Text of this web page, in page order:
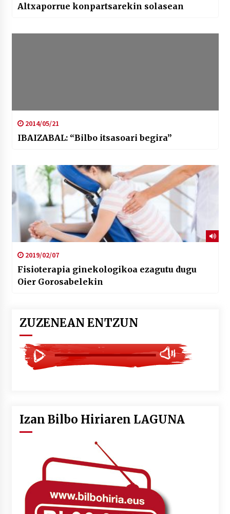
Altxaporrue konpartsarekin solasean
2014/05/21
IBAIZABAL: “Bilbo itsasoari begira”
2019/02/07
Fisioterapia ginekologikoa ezagutu dugu
Oier Gorosabelekin
ZUZENEAN ENTZUN
Izan Bilbo Hiriaren LAGUNA